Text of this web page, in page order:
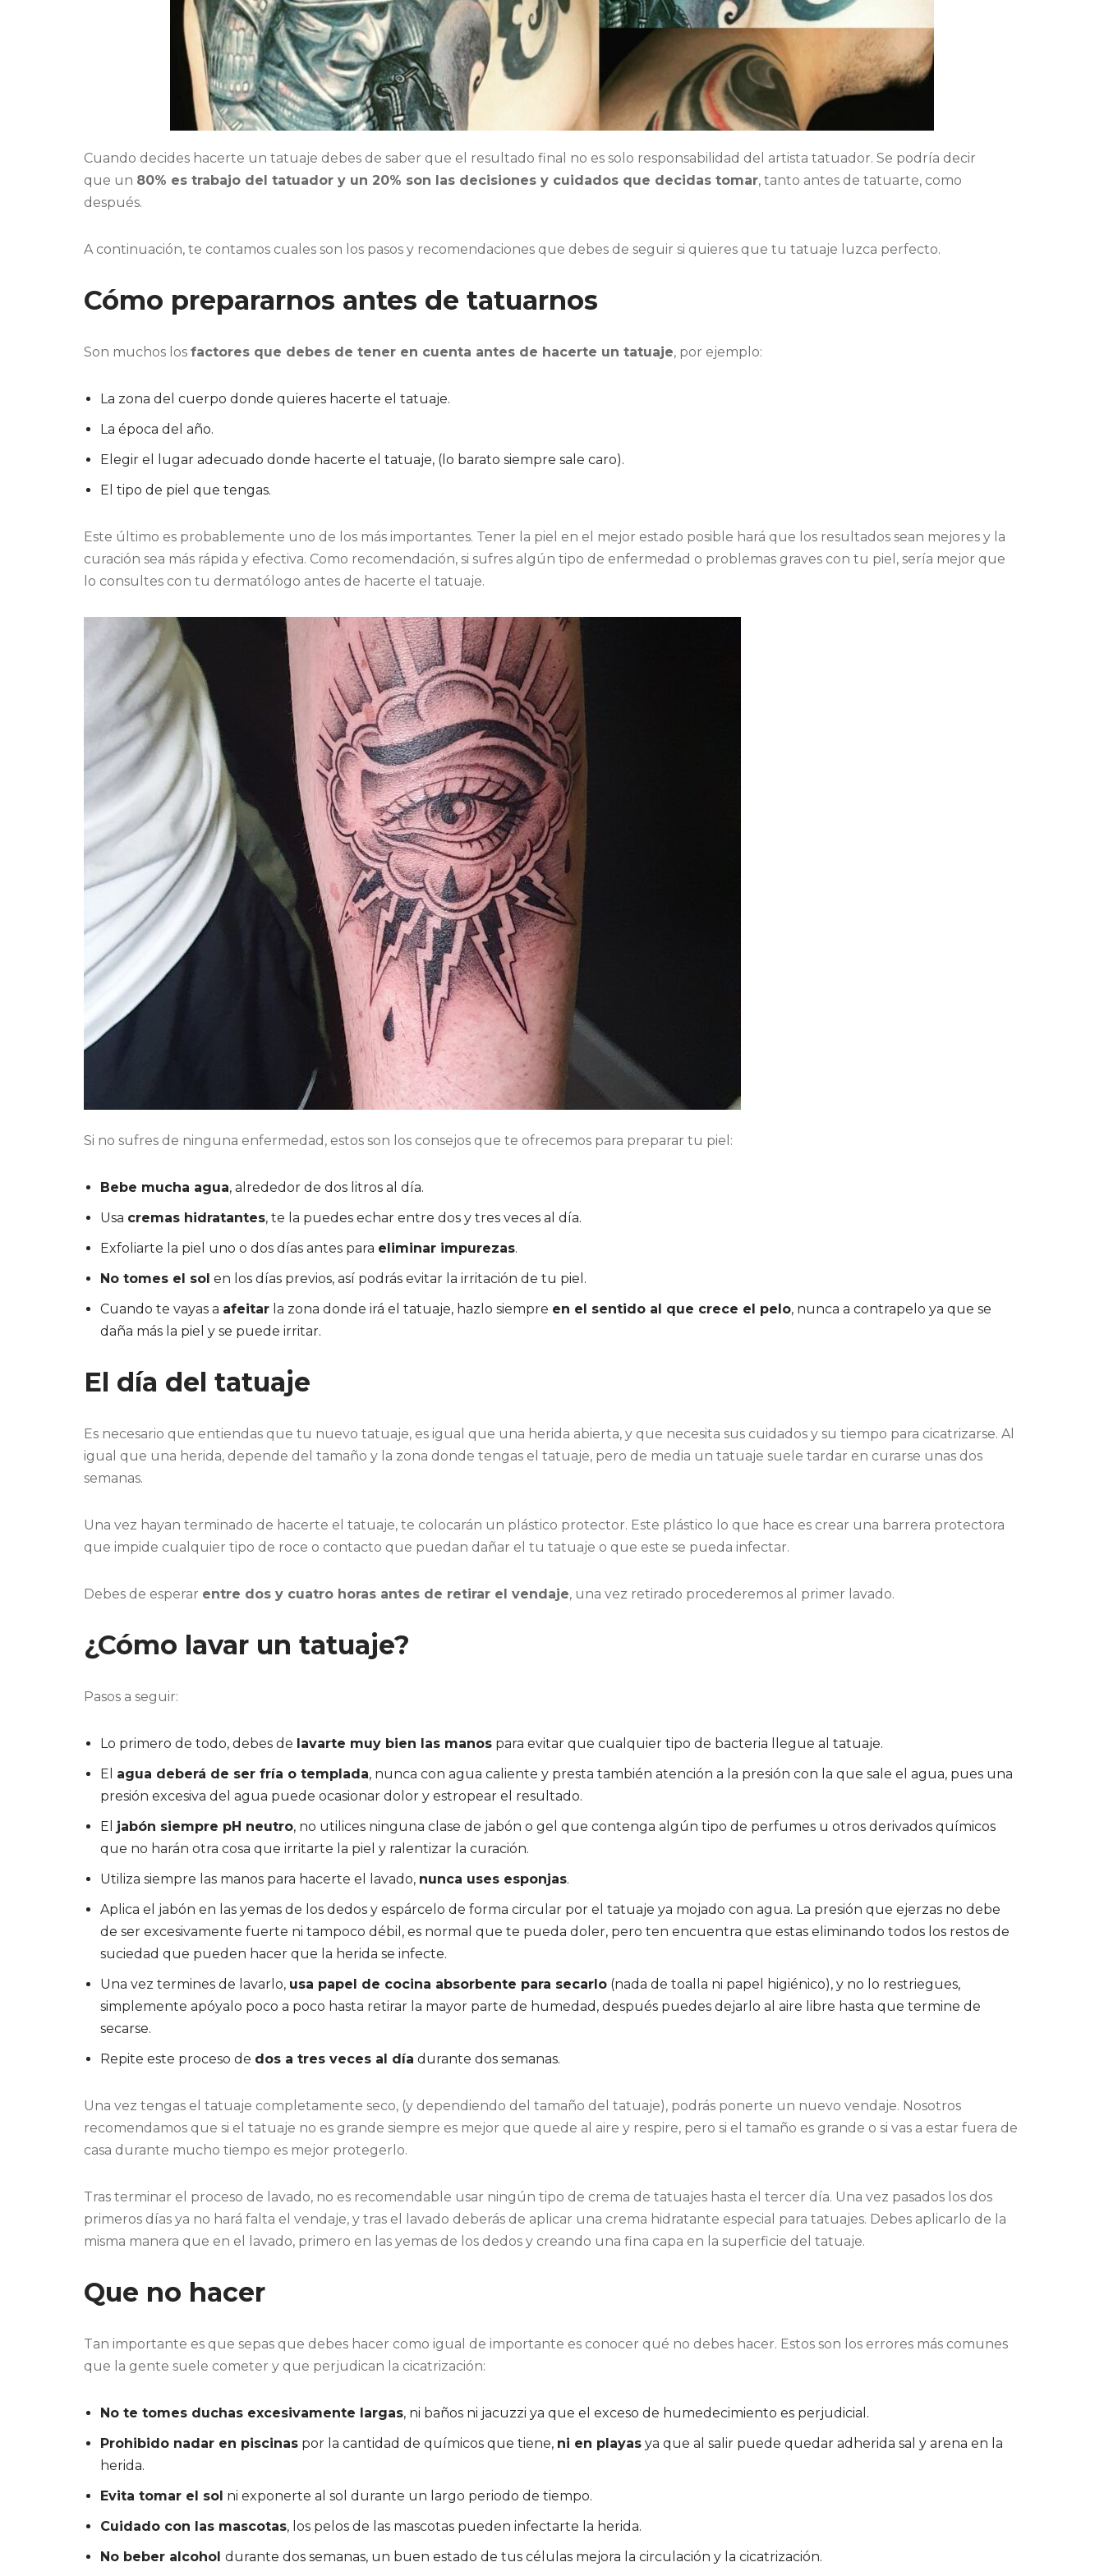
Cuando decides hacerte un tatuaje debes de saber que el resultado final no es solo responsabilidad del artista tatuador. Se podría decir
que un 80% es trabajo del tatuador y un 20% son las decisiones y cuidados que decidas tomar, tanto antes de tatuarte, como
después.
A continuación, te contamos cuales son los pasos y recomendaciones que debes de seguir si quieres que tu tatuaje luzca perfecto.
Cómo prepararnos antes de tatuarnos
Son muchos los factores que debes de tener en cuenta antes de hacerte un tatuaje, por ejemplo:
La zona del cuerpo donde quieres hacerte el tatuaje.
La época del año.
Elegir el lugar adecuado donde hacerte el tatuaje, (lo barato siempre sale caro).
El tipo de piel que tengas.
Este último es probablemente uno de los más importantes. Tener la piel en el mejor estado posible hará que los resultados sean mejores y la
curación sea más rápida y efectiva. Como recomendación, si sufres algún tipo de enfermedad o problemas graves con tu piel, sería mejor que
lo consultes con tu dermatólogo antes de hacerte el tatuaje.
Si no sufres de ninguna enfermedad, estos son los consejos que te ofrecemos para preparar tu piel:
Bebe mucha agua, alrededor de dos litros al día.
Usa cremas hidratantes, te la puedes echar entre dos y tres veces al día.
Exfoliarte la piel uno o dos días antes para eliminar impurezas.
No tomes el sol en los días previos, así podrás evitar la irritación de tu piel.
Cuando te vayas a afeitar la zona donde irá el tatuaje, hazlo siempre en el sentido al que crece el pelo, nunca a contrapelo ya que se
daña más la piel y se puede irritar.
El día del tatuaje
Es necesario que entiendas que tu nuevo tatuaje, es igual que una herida abierta, y que necesita sus cuidados y su tiempo para cicatrizarse. Al
igual que una herida, depende del tamaño y la zona donde tengas el tatuaje, pero de media un tatuaje suele tardar en curarse unas dos
semanas.
Una vez hayan terminado de hacerte el tatuaje, te colocarán un plástico protector. Este plástico lo que hace es crear una barrera protectora
que impide cualquier tipo de roce o contacto que puedan dañar el tu tatuaje o que este se pueda infectar.
Debes de esperar entre dos y cuatro horas antes de retirar el vendaje, una vez retirado procederemos al primer lavado.
¿Cómo lavar un tatuaje?
Pasos a seguir:
Lo primero de todo, debes de lavarte muy bien las manos para evitar que cualquier tipo de bacteria llegue al tatuaje.
El agua deberá de ser fría o templada, nunca con agua caliente y presta también atención a la presión con la que sale el agua, pues una
presión excesiva del agua puede ocasionar dolor y estropear el resultado.
El jabón siempre pH neutro, no utilices ninguna clase de jabón o gel que contenga algún tipo de perfumes u otros derivados químicos
que no harán otra cosa que irritarte la piel y ralentizar la curación.
Utiliza siempre las manos para hacerte el lavado, nunca uses esponjas.
Aplica el jabón en las yemas de los dedos y espárcelo de forma circular por el tatuaje ya mojado con agua. La presión que ejerzas no debe
de ser excesivamente fuerte ni tampoco débil, es normal que te pueda doler, pero ten encuentra que estas eliminando todos los restos de
suciedad que pueden hacer que la herida se infecte.
Una vez termines de lavarlo, usa papel de cocina absorbente para secarlo (nada de toalla ni papel higiénico), y no lo restriegues,
simplemente apóyalo poco a poco hasta retirar la mayor parte de humedad, después puedes dejarlo al aire libre hasta que termine de
secarse.
Repite este proceso de dos a tres veces al día durante dos semanas.
Una vez tengas el tatuaje completamente seco, (y dependiendo del tamaño del tatuaje), podrás ponerte un nuevo vendaje. Nosotros
recomendamos que si el tatuaje no es grande siempre es mejor que quede al aire y respire, pero si el tamaño es grande o si vas a estar fuera de
casa durante mucho tiempo es mejor protegerlo.
Tras terminar el proceso de lavado, no es recomendable usar ningún tipo de crema de tatuajes hasta el tercer día. Una vez pasados los dos
primeros días ya no hará falta el vendaje, y tras el lavado deberás de aplicar una crema hidratante especial para tatuajes. Debes aplicarlo de la
misma manera que en el lavado, primero en las yemas de los dedos y creando una fina capa en la superficie del tatuaje.
Que no hacer
Tan importante es que sepas que debes hacer como igual de importante es conocer qué no debes hacer. Estos son los errores más comunes
que la gente suele cometer y que perjudican la cicatrización:
No te tomes duchas excesivamente largas, ni baños ni jacuzzi ya que el exceso de humedecimiento es perjudicial.
Prohibido nadar en piscinas por la cantidad de químicos que tiene, ni en playas ya que al salir puede quedar adherida sal y arena en la
herida.
Evita tomar el sol ni exponerte al sol durante un largo periodo de tiempo.
Cuidado con las mascotas, los pelos de las mascotas pueden infectarte la herida.
No beber alcohol durante dos semanas, un buen estado de tus células mejora la circulación y la cicatrización.